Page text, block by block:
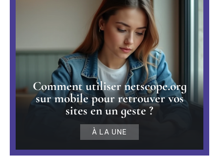
Comment utiliser netscope.org
sur mobile pour retrouver vos
sites en un geste ?
À LA UNE